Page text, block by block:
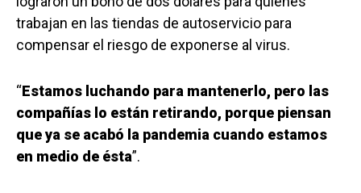
trabajan en las tiendas de autoservicio para
compensar el riesgo de exponerse al virus.
“Estamos luchando para mantenerlo, pero las
compañías lo están retirando, porque piensan
que ya se acabó la pandemia cuando estamos
en medio de ésta”.